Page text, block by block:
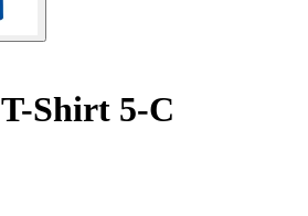
T-Shirt 5-C